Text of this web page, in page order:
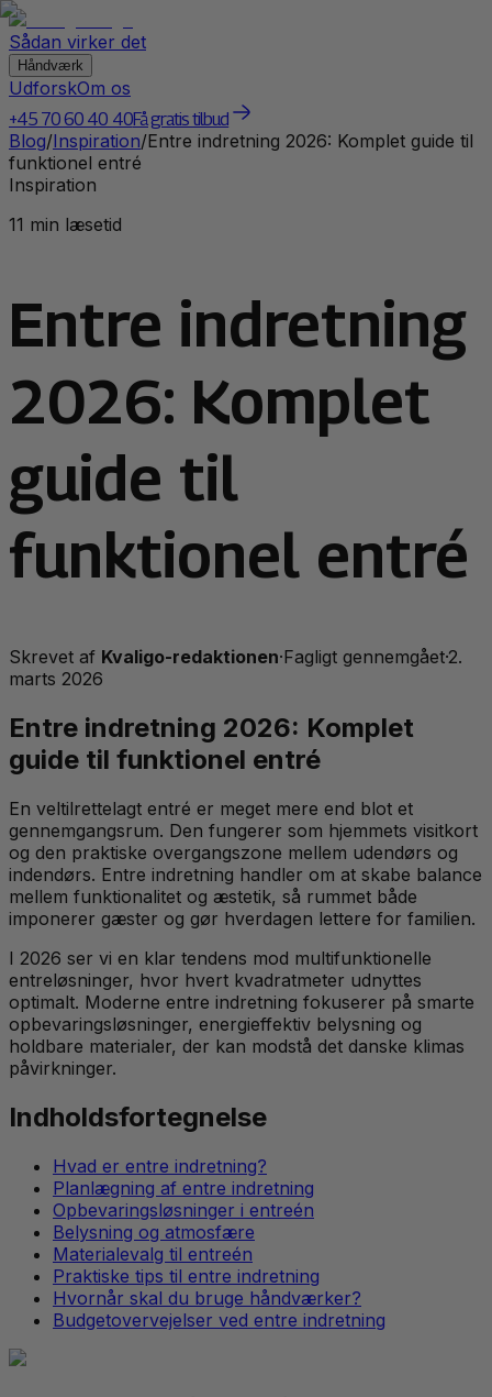
Sådan virker det
Håndværk
UdforskOm os
+45 70 60 40 40Få gratis tilbud
Blog/Inspiration/Entre indretning 2026: Komplet guide til
funktionel entré
Inspiration
11 min læsetid
Entre indretning
2026: Komplet
guide til
funktionel entré
Skrevet af Kvaligo-redaktionen·Fagligt gennemgået·2.
marts 2026
Entre indretning 2026: Komplet
guide til funktionel entré
En veltilrettelagt entré er meget mere end blot et
gennemgangsrum. Den fungerer som hjemmets visitkort
og den praktiske overgangszone mellem udendørs og
indendørs. Entre indretning handler om at skabe balance
mellem funktionalitet og æstetik, så rummet både
imponerer gæster og gør hverdagen lettere for familien.
I 2026 ser vi en klar tendens mod multifunktionelle
entreløsninger, hvor hvert kvadratmeter udnyttes
optimalt. Moderne entre indretning fokuserer på smarte
opbevaringsløsninger, energieffektiv belysning og
holdbare materialer, der kan modstå det danske klimas
påvirkninger.
Indholdsfortegnelse
Hvad er entre indretning?
Planlægning af entre indretning
Opbevaringsløsninger i entreén
Belysning og atmosfære
Materialevalg til entreén
Praktiske tips til entre indretning
Hvornår skal du bruge håndværker?
Budgetovervejelser ved entre indretning